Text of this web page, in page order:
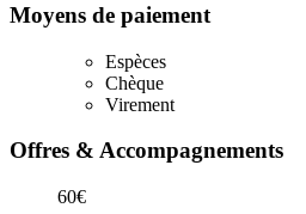
Moyens de paiement
Espèces
Chèque
Virement
Offres & Accompagnements
60€